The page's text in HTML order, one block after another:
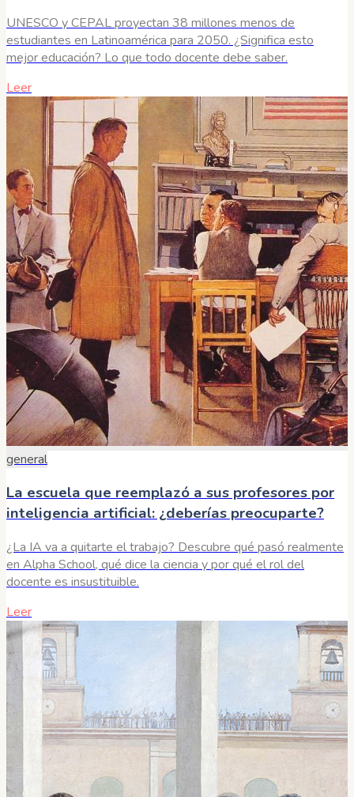
UNESCO y CEPAL proyectan 38 millones menos de
estudiantes en Latinoamérica para 2050. ¿Significa esto
mejor educación? Lo que todo docente debe saber.
Leer
general
La escuela que reemplazó a sus profesores por
inteligencia artificial: ¿deberías preocuparte?
¿La IA va a quitarte el trabajo? Descubre qué pasó realmente
en Alpha School, qué dice la ciencia y por qué el rol del
docente es insustituible.
Leer